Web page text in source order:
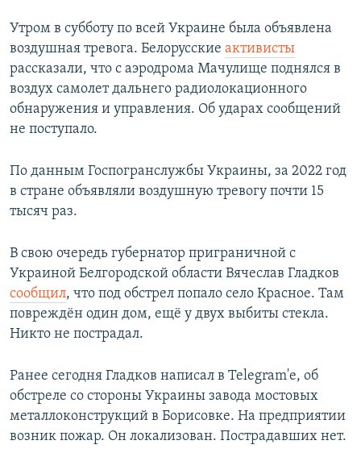
Утром в субботу по всей Украине была объявлена
воздушная тревога. Белорусские активисты
рассказали, что с аэродрома Мачулище поднялся в
воздух самолет дальнего радиолокационного
обнаружения и управления. Об ударах сообщений
не поступало.
По данным Госпогранслужбы Украины, за 2022 год
в стране объявляли воздушную тревогу почти 15
тысяч раз.
В свою очередь губернатор приграничной с
Украиной Белгородской области Вячеслав Гладков
сообщил, что под обстрел попало село Красное. Там
повреждён один дом, ещё у двух выбиты стекла.
Никто не пострадал.
Ранее сегодня Гладков написал в Telegram'е, об
обстреле со стороны Украины завода мостовых
металлоконструкций в Борисовке. На предприятии
возник пожар. Он локализован. Пострадавших нет.